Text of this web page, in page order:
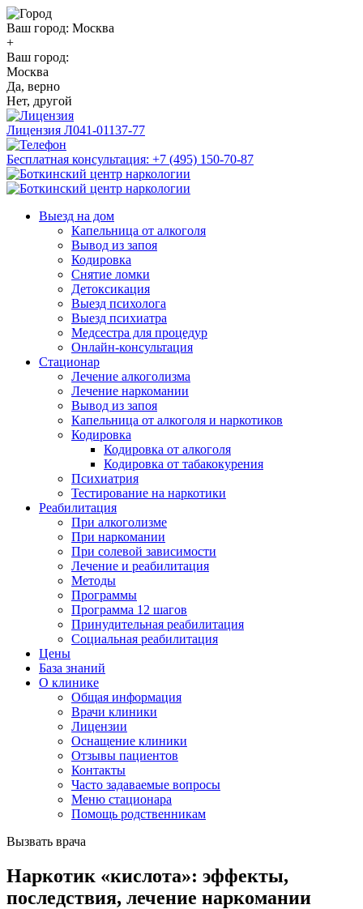
Ваш город: Москва
+
Ваш город:
Москва
Да, верно
Нет, другой
Лицензия Л041-01137-77
Бесплатная консультация: +7 (495) 150-70-87
Выезд на дом
Капельница от алкоголя
Вывод из запоя
Кодировка
Снятие ломки
Детоксикация
Выезд психолога
Выезд психиатра
Медсестра для процедур
Онлайн-консультация
Стационар
Лечение алкоголизма
Лечение наркомании
Вывод из запоя
Капельница от алкоголя и наркотиков
Кодировка
Кодировка от алкоголя
Кодировка от табакокурения
Психиатрия
Тестирование на наркотики
Реабилитация
При алкоголизме
При наркомании
При солевой зависимости
Лечение и реабилитация
Методы
Программы
Программа 12 шагов
Принудительная реабилитация
Социальная реабилитация
Цены
База знаний
О клинике
Общая информация
Врачи клиники
Лицензии
Оснащение клиники
Отзывы пациентов
Контакты
Часто задаваемые вопросы
Меню стационара
Помощь родственникам
Вызвать врача
Наркотик «кислота»: эффекты,
последствия, лечение наркомании